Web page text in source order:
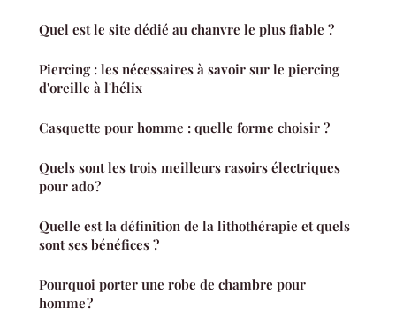
Quel est le site dédié au chanvre le plus fiable ?
Piercing : les nécessaires à savoir sur le piercing
d'oreille à l'hélix
Casquette pour homme : quelle forme choisir ?
Quels sont les trois meilleurs rasoirs électriques
pour ado ?
Quelle est la définition de la lithothérapie et quels
sont ses bénéfices ?
Pourquoi porter une robe de chambre pour
homme ?